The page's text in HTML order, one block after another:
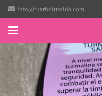
info@tuarboltuvida.com